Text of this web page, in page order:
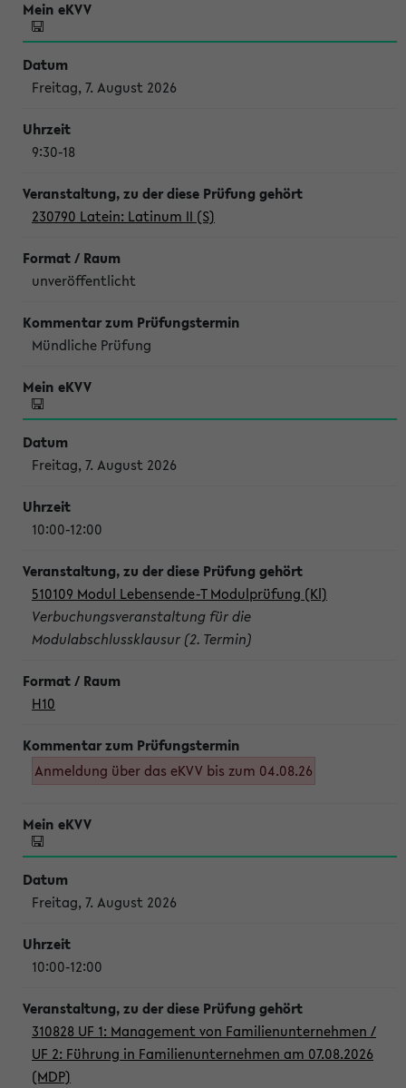
Freitag, 7. August 2026
9:30-18
230790 Latein: Latinum II (S)
unveröffentlicht
Mündliche Prüfung
Freitag, 7. August 2026
10:00-12:00
510109 Modul Lebensende-T Modulprüfung (Kl)
Verbuchungsveranstaltung für die
Modulabschlussklausur (2. Termin)
H10
Anmeldung über das eKVV bis zum 04.08.26
Freitag, 7. August 2026
10:00-12:00
310828 UF 1: Management von Familienunternehmen /
UF 2: Führung in Familienunternehmen am 07.08.2026
(MDP)